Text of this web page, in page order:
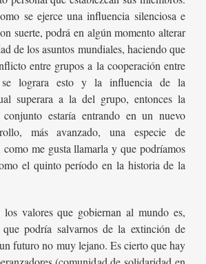
se ejerce una influencia silenciosa e
suerte, podrá en algún momento alterar
de los asuntos mundiales, haciendo que
entre grupos a la cooperación entre
se lograra esto y la influencia de la
superara a la del grupo, entonces la
estaría entrando en un nuevo
más avanzado, una especie de
me gusta llamarla y que podríamos
el quinto período en la historia de la
valores que gobiernan al mundo es,
que podría salvarnos de la extinción de
futuro no muy lejano. Es cierto que hay